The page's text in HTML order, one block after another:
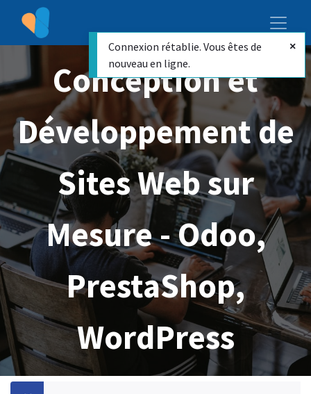
Conception et
Développement de
Sites Web sur
Mesure - Odoo,
PrestaShop,
WordPress
Connexion rétablie. Vous êtes de
nouveau en ligne.